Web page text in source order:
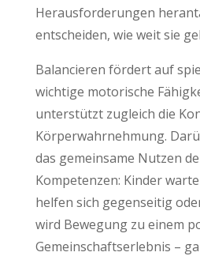
Herausforderungen
entscheiden, wie weit sie
Balancieren fördert auf
wichtige motorische
unterstützt zugleich die
Körperwahrnehmung.
das gemeinsame Nutzen
Kompetenzen: Kinder
helfen sich gegenseitig
wird Bewegung zu einem
Gemeinschaftserlebnis –